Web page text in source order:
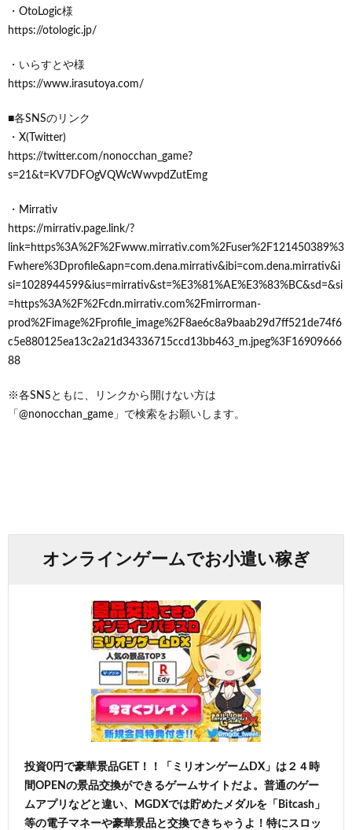
・OtoLogic様
https://otologic.jp/
・いらすとや様
https://www.irasutoya.com/
■各SNSのリンク
・X(Twitter)
https://twitter.com/nonocchan_game?
s=21&t=KV7DFOgVQWcWwvpdZutEmg
・Mirrativ
https://mirrativ.page.link/?
link=https%3A%2F%2Fwww.mirrativ.com%2Fuser%2F121450389%3
Fwhere%3Dprofile&apn=com.dena.mirrativ&ibi=com.dena.mirrativ&i
si=1028944599&ius=mirrativ&st=%E3%81%AE%E3%83%BC&sd=&si
=https%3A%2F%2Fcdn.mirrativ.com%2Fmirrorman-
prod%2Fimage%2Fprofile_image%2F8ae6c8a9baab29d7ff521de74f6
c5e880125ea13c2a21d34336715ccd13bb463_m.jpeg%3F16909666
88
※各SNSともに、リンクから開けない方は
「@nonocchan_game」で検索をお願いします。
オンラインゲームでお小遣い稼ぎ
投資0円で豪華景品GET！！「ミリオンゲームDX」は２４時
間OPENの景品交換ができるゲームサイトだよ。普通のゲー
ムアプリなどと違い、MGDXでは貯めたメダルを「Bitcash」
等の電子マネーや豪華景品と交換できちゃうよ！特にスロッ